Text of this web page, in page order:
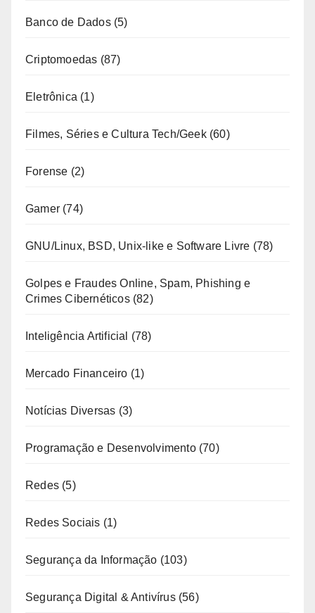
Banco de Dados(5)
Criptomoedas (87)
Eletrônica (1)
Filmes, Séries e Cultura Tech/Geek(60)
Forense (2)
Gamer (74)
GNU/Linux, BSD, Unix-like e Software Livre (78)
Golpes e Fraudes Online, Spam, Phishing e
Crimes Cibernéticos(82)
Inteligência Artificial (78)
Mercado Financeiro (1)
Notícias Diversas (3)
Programação e Desenvolvimento(70)
Redes (5)
Redes Sociais (1)
Segurança da Informação (103)
Segurança Digital & Antivírus(56)